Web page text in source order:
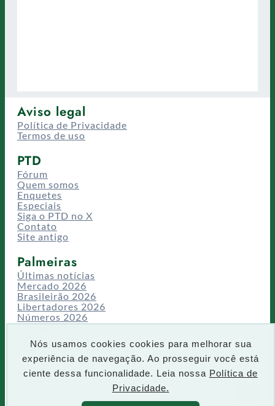
Nós usamos cookies cookies para melhorar sua
experiência de navegação. Ao prosseguir você está
ciente dessa funcionalidade. Leia nossa Política de
Privacidade.
Aviso legal
Política de Privacidade
Termos de uso
PTD
Fórum
Quem somos
Enquetes
Especiais
Siga o PTD no X
Contato
Site antigo
Palmeiras
Últimas notícias
Mercado 2026
Brasileirão 2026
Libertadores 2026
Números 2026
Campeonatos
Temporadas
CT/Centro de Excelência
Busca
P